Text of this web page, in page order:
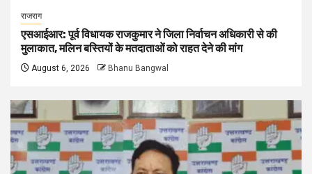
राजराग
एसआईआर: पूर्व विधायक राजकुमार ने जिला निर्वाचन अधिकारी से की
मुलाकात, मलिन बस्तियों के मतदाताओं को राहत देने की मांग
August 6, 2026 Bhanu Bangwal